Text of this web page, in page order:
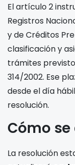
El artículo 2
Registros
y de Créditos
clasificación y
trámites
314/2002. Ese
desde el día
resolución.
Cómo se
La resolución